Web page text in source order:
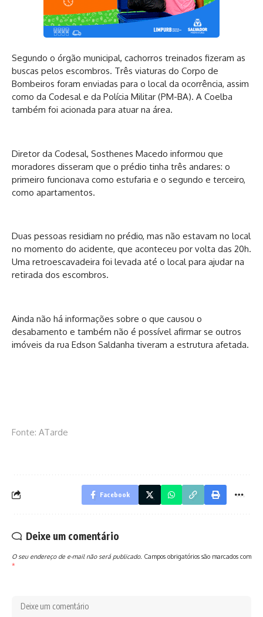
Segundo o órgão municipal, cachorros treinados fizeram as
buscas pelos escombros. Três viaturas do Corpo de
Bombeiros foram enviadas para o local da ocorrência, assim
como da Codesal e da Polícia Militar (PM-BA). A Coelba
também foi acionada para atuar na área.
Diretor da Codesal, Sosthenes Macedo informou que
moradores disseram que o prédio tinha três andares: o
primeiro funcionava como estufaria e o segundo e terceiro,
como apartamentos.
Duas pessoas residiam no prédio, mas não estavam no local
no momento do acidente, que aconteceu por volta das 20h.
Uma retroescavadeira foi levada até o local para ajudar na
retirada dos escombros.
Ainda não há informações sobre o que causou o
desabamento e também não é possível afirmar se outros
imóveis da rua Edson Saldanha tiveram a estrutura afetada.
Fonte: ATarde
Facebook
Deixe um comentário
O seu endereço de e-mail não será publicado. Campos obrigatórios são marcados com
*